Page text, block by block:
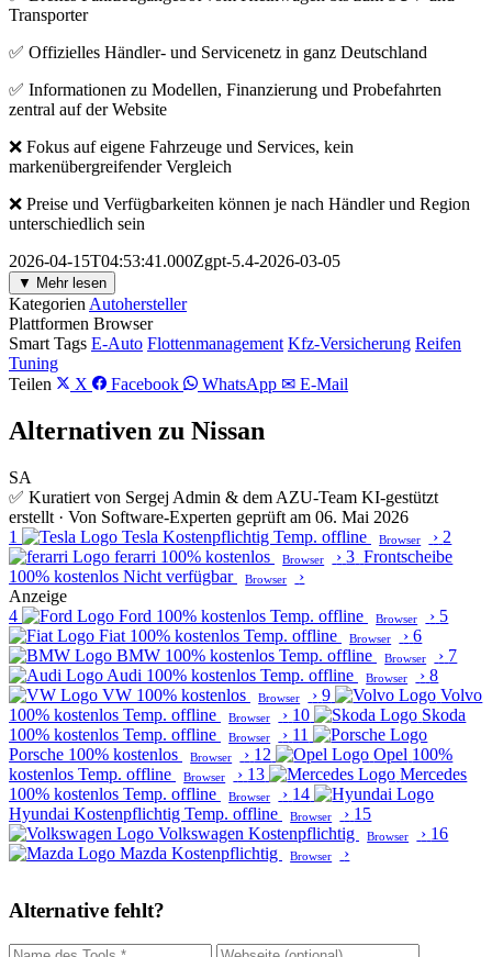
Transporter
✅ Offizielles Händler- und Servicenetz in ganz Deutschland
✅ Informationen zu Modellen, Finanzierung und Probefahrten
zentral auf der Website
❌ Fokus auf eigene Fahrzeuge und Services, kein
markenübergreifender Vergleich
❌ Preise und Verfügbarkeiten können je nach Händler und Region
unterschiedlich sein
2026-04-15T04:53:41.000Zgpt-5.4-2026-03-05
▼ Mehr lesen
KategorienAutohersteller
Plattformen Browser
Smart Tags E-Auto Flottenmanagement Kfz-Versicherung Reifen
Tuning
Teilen
X Facebook WhatsApp ✉ E-Mail
Alternativen zu Nissan
SA
✅ Kuratiert von Sergej Admin & dem AZU-Team KI-gestützt
erstellt · Von Software-Experten geprüft am 06. Mai 2026
1
Tesla Kostenpflichtig Temp. offline Browser › 2
ferarri 100% kostenlos Browser › 3 Frontscheibe
100% kostenlos Nicht verfügbar Browser
›
Anzeige
4
Ford 100% kostenlos Temp. offline Browser › 5
Fiat 100% kostenlos Temp. offline Browser › 6
BMW 100% kostenlos Temp. offline Browser › 7
Audi 100% kostenlos Temp. offline Browser › 8
VW 100% kostenlos Browser › 9
Volvo
100% kostenlos Temp. offline Browser › 10
Skoda
100% kostenlos Temp. offline Browser › 11
Porsche 100% kostenlos Browser › 12 Opel 100%
kostenlos Temp. offline Browser › 13
Mercedes
100% kostenlos Temp. offline Browser › 14
Hyundai Kostenpflichtig Temp. offline Browser › 15
Volkswagen Kostenpflichtig Browser › 16
Mazda Kostenpflichtig Browser ›
Alternative fehlt?